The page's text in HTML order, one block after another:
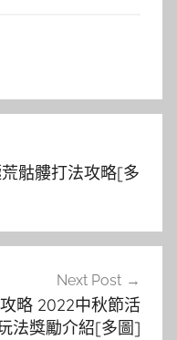
骷髏打法攻略[多
Next Post
略 2022中秋節活
法獎勵介紹[多圖]